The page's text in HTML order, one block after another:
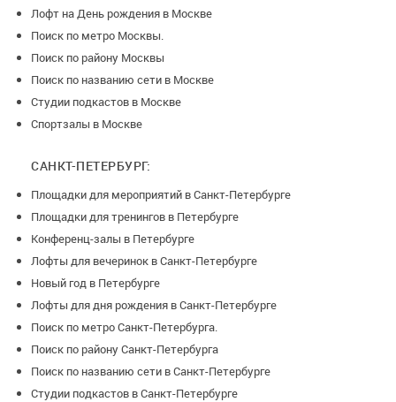
Лофт на День рождения в Москве
Поиск по метро Москвы.
Поиск по району Москвы
Поиск по названию сети в Москве
Студии подкастов в Москве
Спортзалы в Москве
САНКТ-ПЕТЕРБУРГ:
Площадки для мероприятий в Санкт-Петербурге
Площадки для тренингов в Петербурге
Конференц-залы в Петербурге
Лофты для вечеринок в Санкт-Петербурге
Новый год в Петербурге
Лофты для дня рождения в Санкт-Петербурге
Поиск по метро Санкт-Петербурга.
Поиск по району Санкт-Петербурга
Поиск по названию сети в Санкт-Петербурге
Студии подкастов в Санкт-Петербурге